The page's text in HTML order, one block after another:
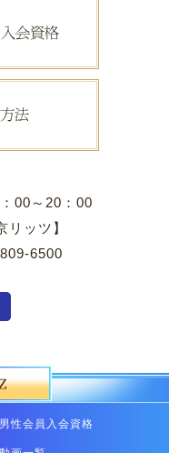
00～20：00
ッツ】
6500
男性会員入会資格